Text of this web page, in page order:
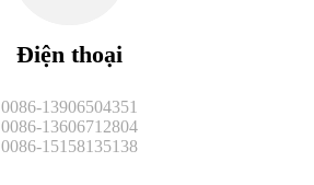
Điện thoại
0086-13906504351
0086-13606712804
0086-15158135138